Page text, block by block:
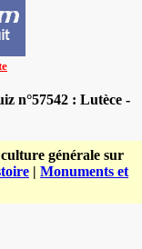
n°57542 : Lutèce -
générale sur
| Monuments et